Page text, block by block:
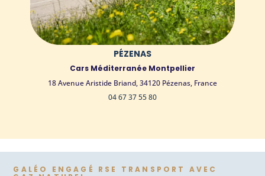
PÉZENAS
Cars Méditerranée Montpellier
18 Avenue Aristide Briand, 34120 Pézenas, France
04 67 37 55 80
GALÉO ENGAGÉ RSE TRANSPORT AVEC